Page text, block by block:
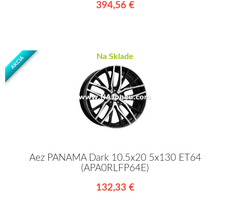
394,56 €
AKCIA Na Sklade
Aez PANAMA Dark 10.5x20 5x130 ET64
(APA0RLFP64E)
132,33 €